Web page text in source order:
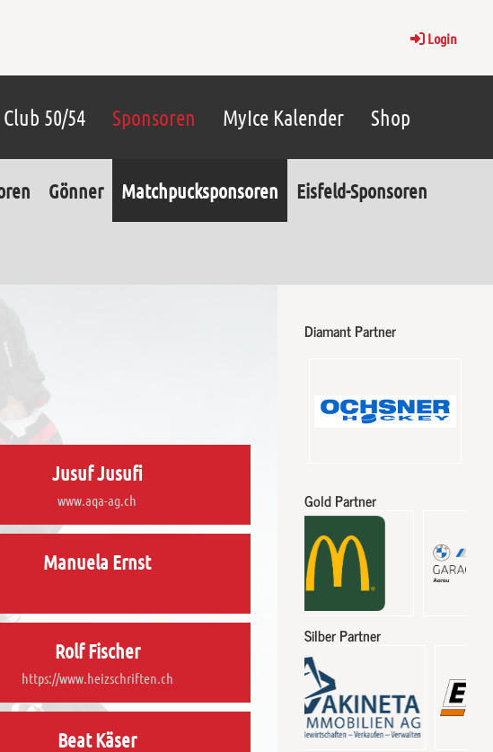
Login
Club 50/54 Sponsoren MyIce Kalender Shop
Gönner Matchpucksponsoren Eisfeld-Sponsoren
Jusuf Jusufi
www.aqa-ag.ch
Manuela Ernst
Rolf Fischer
https://www.heizschriften.ch
Beat Käser
Diamant Partner
Gold Partner
Silber Partner